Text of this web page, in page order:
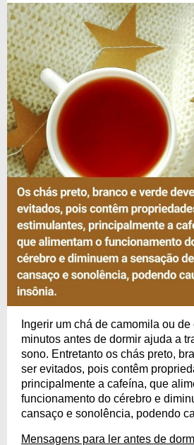
Ingerir um chá de camomila ou
minutos antes de dormir ajuda a
sono. Entretanto os chás preto,
ser evitados, pois contêm
principalmente a cafeína, que
funcionamento do cérebro e
cansaço e sonolência, podendo
Mensagens para ler antes de